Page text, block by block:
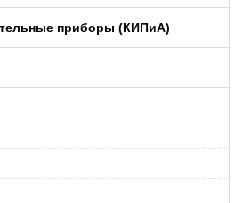
приборы (КИПиA)